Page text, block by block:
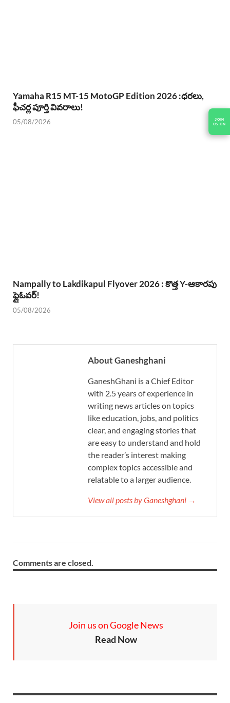
JOIN
US ON
Yamaha R15 MT-15 MotoGP Edition 2026 :ధరలు,
ఫీచర్ల పూర్తి వివరాలు!
05/08/2026
Nampally to Lakdikapul Flyover 2026 : కొత్త Y-ఆకారపు
ఫ్లైఓవర్!
05/08/2026
About Ganeshghani
GaneshGhani is a Chief Editor
with 2.5 years of experience in
writing news articles on topics
like education, jobs, and politics
clear, and engaging stories that
are easy to understand and hold
the reader’s interest making
complex topics accessible and
relatable to a larger audience.
View all posts by Ganeshghani →
Comments are closed.
Join us on Google News
Read Now